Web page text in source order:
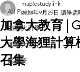
All Posts
加拿大升學
加拿大生活
興趣班
加拿大教育 |
大學海狸計
召集
maplestudylink
2023年9月29日 讀畢需